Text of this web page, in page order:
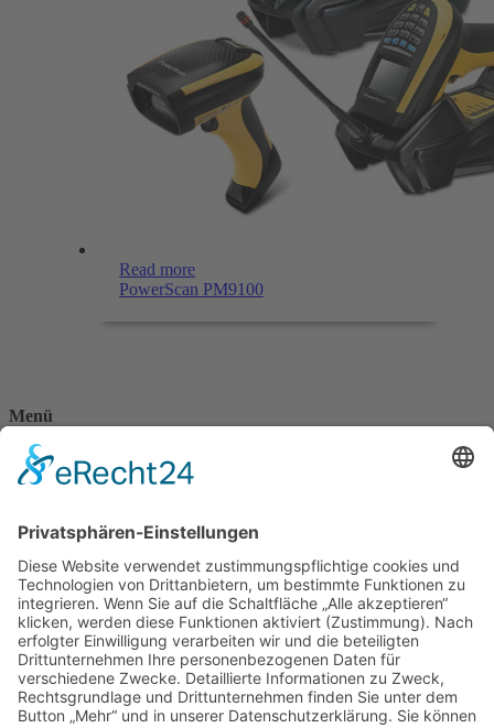
Read more
PowerScan PM9100
Menü
Home
Kontakt
Impressum
Anschrift
BSI Vertriebs GmbH
Donaustraße 2A
64572 Büttelborn
Telefon: 00496152187370
Telefax: 004961521873727